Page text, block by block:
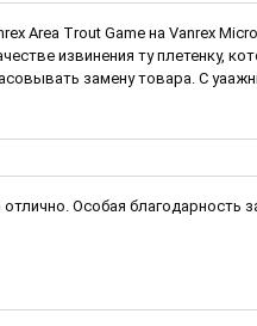
Area Trout Game на Vanrex
извинения ту плетенку,
замену товара. С
Особая благодарность